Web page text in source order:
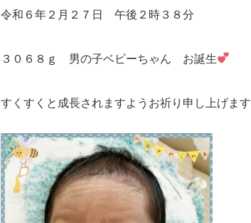
令和６年２月２７日 午後２時３８分
３０６８ｇ 男の子ベビーちゃん お誕生
すくすくと成長されますようお祈り申し上げます